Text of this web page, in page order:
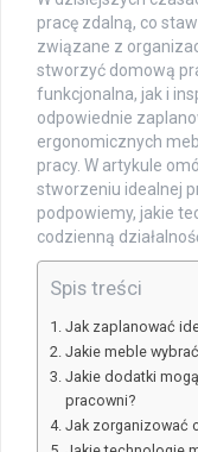
pracę zdalną, co
związane z
stworzyć domową
funkcjonalna, jak i
odpowiednie
ergonomicznych
pracy. W artykule
stworzeniu idealnej
podpowiemy, jakie
codzienną
Spis treści
Jak zaplanować
Jakie meble
Jakie dodatki
pracowni?
Jak zorganizować